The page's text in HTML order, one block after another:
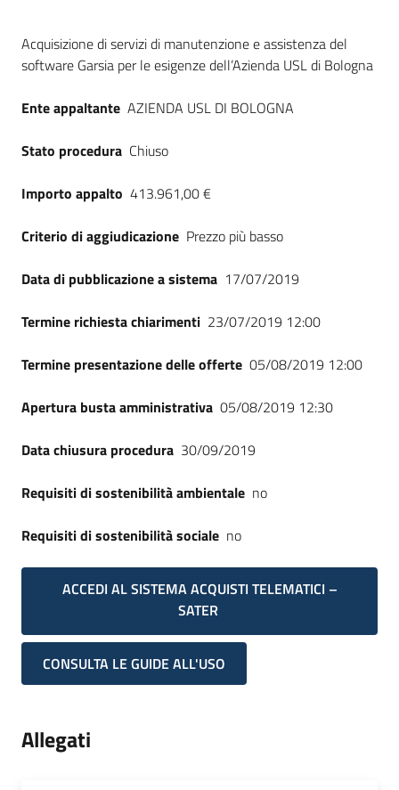
su
Dati del bando
Acquisizione di servizi di manutenzione e assistenza del
software Garsia per le esigenze dell’Azienda USL di Bologna
Ente appaltante AZIENDA USL DI BOLOGNA
Stato procedura Chiuso
Importo appalto 413.961,00 €
Criterio di aggiudicazione Prezzo più basso
Data di pubblicazione a sistema 17/07/2019
Termine richiesta chiarimenti 23/07/2019 12:00
Termine presentazione delle offerte 05/08/2019 12:00
Apertura busta amministrativa 05/08/2019 12:30
Data chiusura procedura 30/09/2019
Requisiti di sostenibilità ambientale no
Requisiti di sostenibilità sociale no
ACCEDI AL SISTEMA ACQUISTI TELEMATICI –
SATER
CONSULTA LE GUIDE ALL'USO
Allegati